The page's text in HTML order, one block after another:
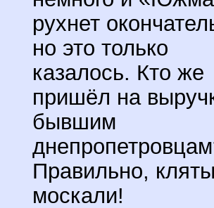
рухнет
но это только
казалось. Кто же
пришёл на
бывшим
Правильно,
москали!